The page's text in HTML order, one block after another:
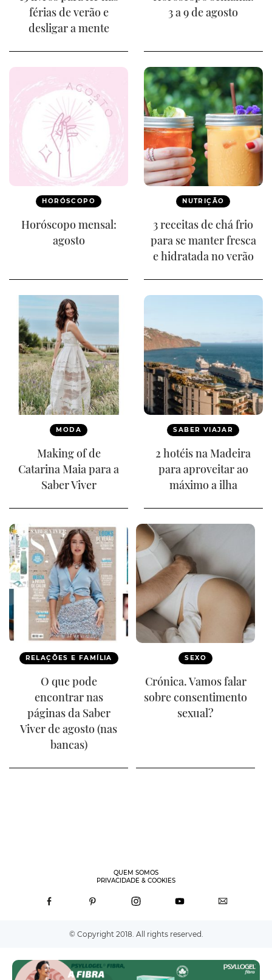
férias de verão e
desligar a mente
3 a 9 de agosto
HORÓSCOPO
Horóscopo mensal:
agosto
NUTRIÇÃO
3 receitas de chá frio
para se manter fresca
e hidratada no verão
MODA
Making of de
Catarina Maia para a
Saber Viver
SABER VIAJAR
2 hotéis na Madeira
para aproveitar ao
máximo a ilha
RELAÇÕES E FAMÍLIA
O que pode
encontrar nas
páginas da Saber
Viver de agosto (nas
bancas)
SEXO
Crónica. Vamos falar
sobre consentimento
sexual?
QUEM SOMOS
PRIVACIDADE & COOKIES
© Copyright 2018. All rights reserved.